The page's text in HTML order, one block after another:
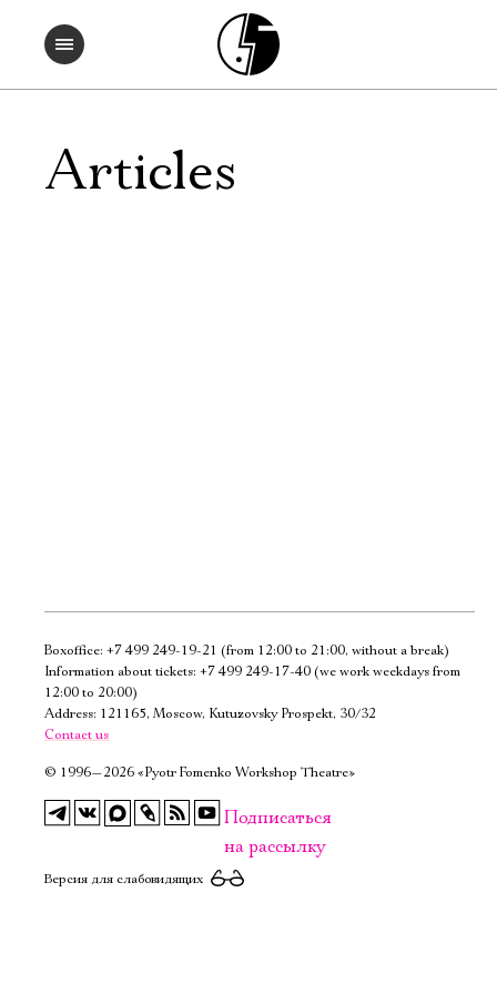
Articles
Boxoffice: +7 499 249-19-21 (from 12:00 to 21:00, without a break)
Information about tickets: +7 499 249-17-40 (we work weekdays from
12:00 to 20:00)
Address: 121165, Moscow, Kutuzovsky Prospekt, 30/32
Contact us
© 1996—2026 «Pyotr Fomenko Workshop Theatre»
Подписаться
на рассылку
Версия для слабовидящих
Электропочта
Ознакомиться